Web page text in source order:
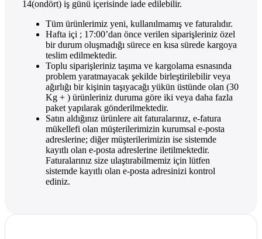
14(ondört) iş günü içerisinde iade edilebilir.
Tüm ürünlerimiz yeni, kullanılmamış ve faturalıdır.
Hafta içi ; 17:00’dan önce verilen siparişleriniz özel
bir durum oluşmadığı sürece en kısa sürede kargoya
teslim edilmektedir.
Toplu siparişleriniz taşıma ve kargolama esnasında
problem yaratmayacak şekilde birleştirilebilir veya
ağırlığı bir kişinin taşıyacağı yükün üstünde olan (30
Kg + ) ürünleriniz duruma göre iki veya daha fazla
paket yapılarak gönderilmektedir.
Satın aldığınız ürünlere ait faturalarınız, e-fatura
mükellefi olan müşterilerimizin kurumsal e-posta
adreslerine; diğer müşterilerimizin ise sistemde
kayıtlı olan e-posta adreslerine iletilmektedir.
Faturalarınız size ulaştırabilmemiz için lütfen
sistemde kayıtlı olan e-posta adresinizi kontrol
ediniz.